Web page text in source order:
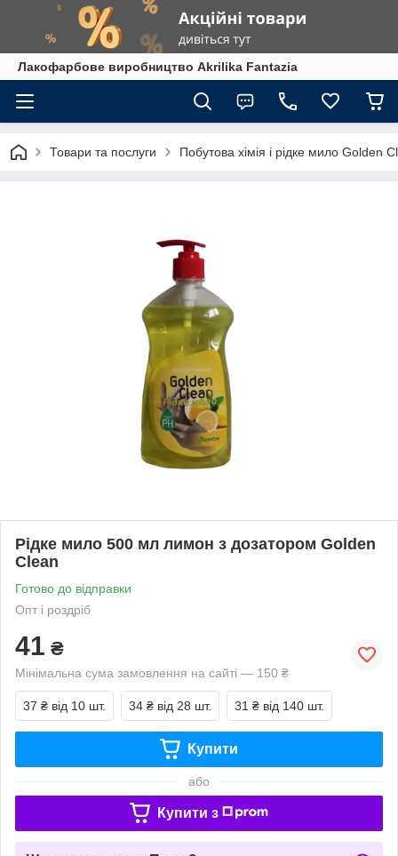
Лакофарбове виробництво Akrilika Fantazia
Товари та послуги Побутова хімія і рідке мило Golden
Рідке мило 500 мл лимон з дозатором Golden
Clean
Готово до відправки
Опт і роздріб
41 ₴
Мінімальна сума замовлення на сайті — 150 ₴
37 ₴ від 10 шт. 34 ₴ від 28 шт. 31 ₴ від 140 шт.
Купити
або
Купити з